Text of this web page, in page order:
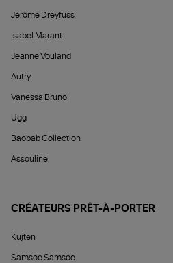
Jérôme Dreyfuss
Isabel Marant
Jeanne Vouland
Autry
Vanessa Bruno
Ugg
Baobab Collection
Assouline
CRÉATEURS PRÊT-À-PORTER
Kujten
Samsoe Samsoe